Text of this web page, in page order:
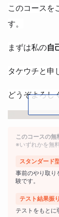
このコースを
す。
まずは私の自
タケウチと申
どうぞよろし
このコースの無
※いずれかを無
スタンダード
事前のやり取り
験です。
テスト結果振
テストをもとに